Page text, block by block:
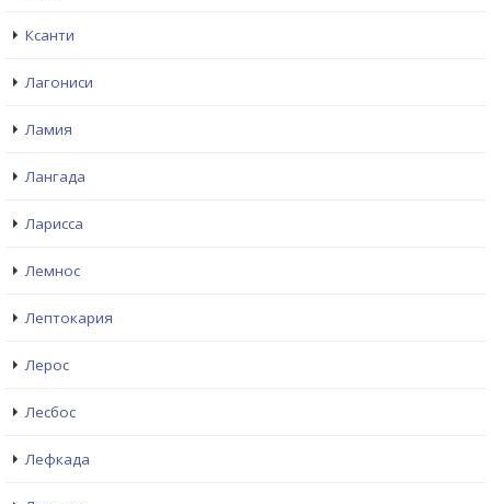
Ксанти
Лагониси
Ламия
Лангада
Ларисса
Лемнос
Лептокария
Лерос
Лесбос
Лефкада